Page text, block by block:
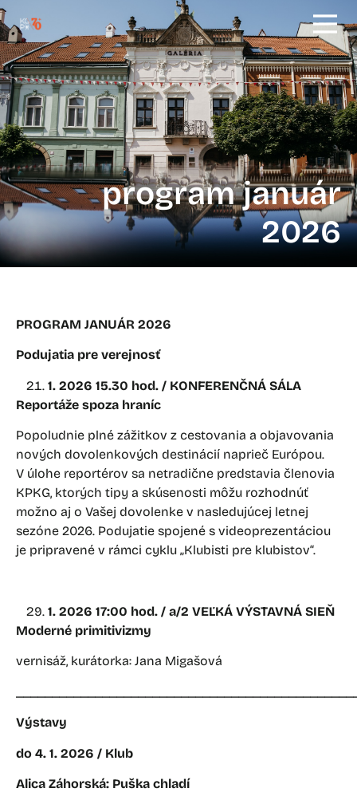
program január
2026
PROGRAM JANUÁR 2026
Podujatia pre verejnosť
1. 2026 15.30 hod. / KONFERENČNÁ SÁLA
Reportáže spoza hraníc
Popoludnie plné zážitkov z cestovania a objavovania
nových dovolenkových destinácií naprieč Európou.
V úlohe reportérov sa netradične predstavia členovia
KPKG, ktorých tipy a skúsenosti môžu rozhodnúť
možno aj o Vašej dovolenke v nasledujúcej letnej
sezóne 2026. Podujatie spojené s videoprezentáciou
je pripravené v rámci cyklu „Klubisti pre klubistov“.
1. 2026 17:00 hod. / a/2 VEĽKÁ VÝSTAVNÁ SIEŇ
Moderné primitivizmy
vernisáž, kurátorka: Jana Migašová
Výstavy
do 4. 1. 2026 / Klub
Alica Záhorská: Puška chladí